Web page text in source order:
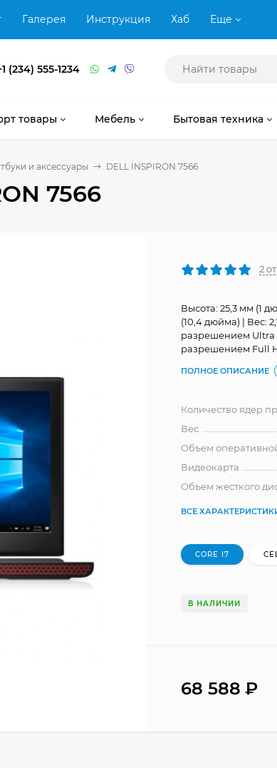
Галерея Инструкция Хаб Еще
(234) 555-1234
товары Мебель Бытовая техника
и аксессуары DELL INSPIRON 7566
7566
2
Высота: 25,3 мм (1
(10,4 дюйма) | Вес:
разрешением Ultra
разрешением Full
ПОЛНОЕ ОПИСАНИЕ
Количество ядер
Вес
Объем
Видеокарта
Объем жесткого
ВСЕ
CORE I7
В НАЛИЧИИ
68 588 ₽